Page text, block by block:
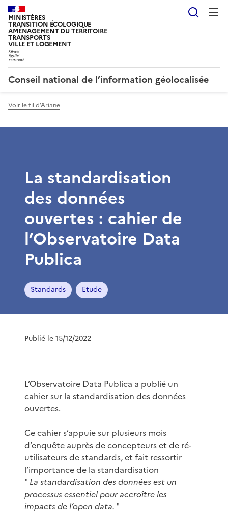
MINISTÈRES
TRANSITION ÉCOLOGIQUE
AMÉNAGEMENT DU TERRITOIRE
TRANSPORTS
VILLE ET LOGEMENT
Conseil national de l’information géolocalisée
Voir le fil d'Ariane
La standardisation
des données
ouvertes : cahier de
l’Observatoire Data
Publica
Standards Etude
Publié le 15/12/2022
L’Observatoire Data Publica a publié un
cahier sur la standardisation des données
ouvertes.
Ce cahier s’appuie sur plusieurs mois
d’enquête auprès de concepteurs et de ré-
utilisateurs de standards, et fait ressortir
l’importance de la standardisation
" La standardisation des données est un
processus essentiel pour accroître les
impacts de l’open data. "